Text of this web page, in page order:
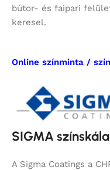
bútor- és faipari
keresel.
Online színminta /
SIGMA színskála
A Sigma Coatings a